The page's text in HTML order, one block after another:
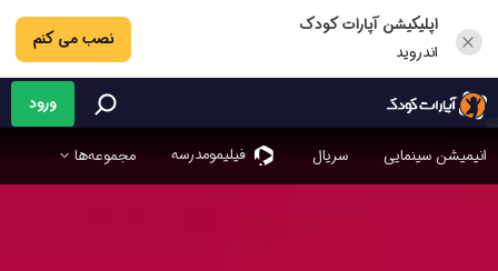
اپلیکیشن آپارات کودک
اندروید
نصب می کنم
انیمیشن سینمایی سریال فیلیمو‌مدرسه مجموعه‌ها
ورود